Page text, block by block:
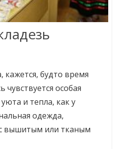
будто время
чувствуется особая
и тепла, как у
одежда,
вышитым или тканым